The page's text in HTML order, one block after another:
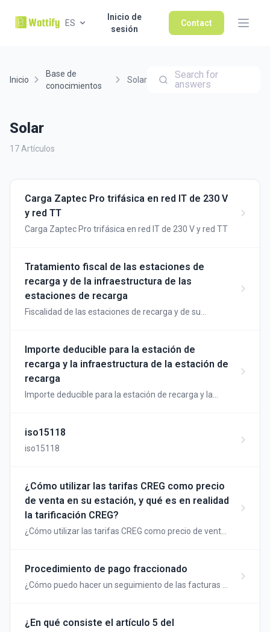
ES
Inicio de
sesión
Contact
Inicio
Base de
conocimientos
Solar
Search for
answers
Solar
17 Artículos
Carga Zaptec Pro trifásica en red IT de 230 V
y red TT
Carga Zaptec Pro trifásica en red IT de 230 V y red TT
Tratamiento fiscal de las estaciones de
recarga y de la infraestructura de las
estaciones de recarga
Fiscalidad de las estaciones de recarga y de su
Importe deducible para la estación de
recarga y la infraestructura de la estación de
recarga
Importe deducible para la estación de recarga y la
iso15118
iso15118
¿Cómo utilizar las tarifas CREG como precio
de venta en su estación, y qué es en realidad
la tarificación CREG?
¿Cómo utilizar las tarifas CREG como precio de venta
Procedimiento de pago fraccionado
¿Cómo puedo hacer un seguimiento de las facturas y
¿En qué consiste el artículo 5 del